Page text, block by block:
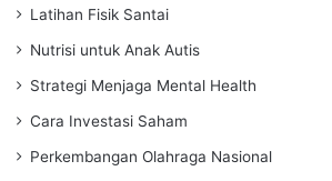
Latihan Fisik Santai
Nutrisi untuk Anak Autis
Strategi Menjaga Mental Health
Cara Investasi Saham
Perkembangan Olahraga Nasional